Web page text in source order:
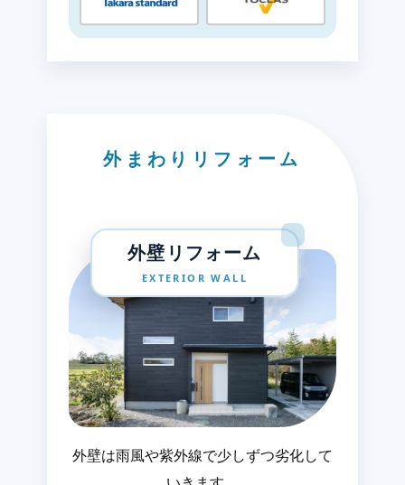
外まわりリフォーム
外壁リフォーム
EXTERIOR WALL
外壁は雨風や紫外線で少しずつ劣化して